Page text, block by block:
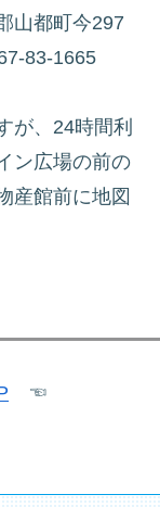
山都町今297
83-1665
、24時間利
ン広場の前の
産館前に地図
☜